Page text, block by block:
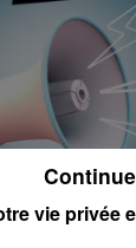
vie privée